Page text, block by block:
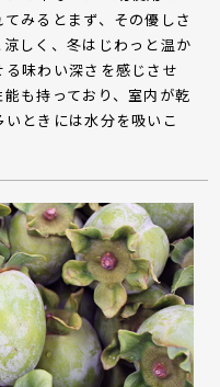
みるとまず、その優しさ
しく、冬はじわっと温か
味わい深さを感じさせ
も持っており、室内が乾
ときには水分を吸いこ